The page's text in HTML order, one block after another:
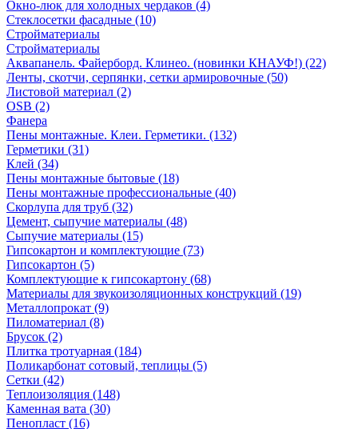
Окно-люк для холодных чердаков (4)
Стеклосетки фасадные (10)
Стройматериалы
Стройматериалы
Аквапанель. Файерборд. Клинео. (новинки КНАУФ!) (22)
Ленты, скотчи, серпянки, сетки армировочные (50)
Листовой материал (2)
OSB (2)
Фанера
Пены монтажные. Клеи. Герметики. (132)
Герметики (31)
Клей (34)
Пены монтажные бытовые (18)
Пены монтажные профессиональные (40)
Скорлупа для труб (32)
Цемент, сыпучие материалы (48)
Сыпучие материалы (15)
Гипсокартон и комплектующие (73)
Гипсокартон (5)
Комплектующие к гипсокартону (68)
Материалы для звукоизоляционных конструкций (19)
Металлопрокат (9)
Пиломатериал (8)
Брусок (2)
Плитка тротуарная (184)
Поликарбонат сотовый, теплицы (5)
Сетки (42)
Теплоизоляция (148)
Каменная вата (30)
Пенопласт (16)